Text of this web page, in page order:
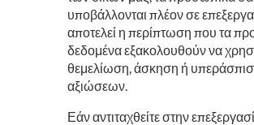
υποβάλλονται πλέον σε
αποτελεί η περίπτωση που τα
δεδομένα εξακολουθούν να
θεμελίωση, άσκηση ή
αξιώσεων.
Εάν αντιταχθείτε στην